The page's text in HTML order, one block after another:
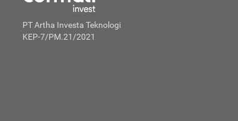
PT Artha Investa Teknologi
KEP-7/PM.21/2021